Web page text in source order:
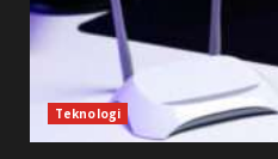
Teknologi